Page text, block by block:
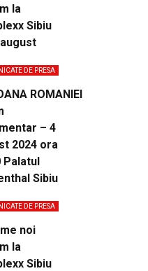
la
Sibiu
DE PRESA
ROMANIEI
– 4
2024 ora
Palatul
Sibiu
DE PRESA
noi
la
Sibiu